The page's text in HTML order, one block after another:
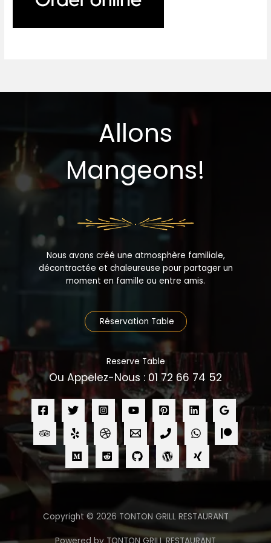
Allons
Mangeons!
Nous avons créé une atmosphère familiale,
décontractée et chaleureuse pour partager un
moment en famille ou entre amis.
Réservation Table
Reserve Table
Ou Appelez-Nous : 01 72 66 74 52
Copyright © 2026 TONTON GRILL RESTAURANT
Powered by TONTON GRILL RESTAURANT